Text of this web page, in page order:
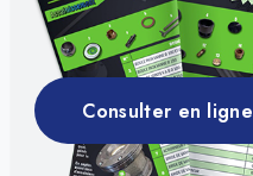
Consulter en ligne